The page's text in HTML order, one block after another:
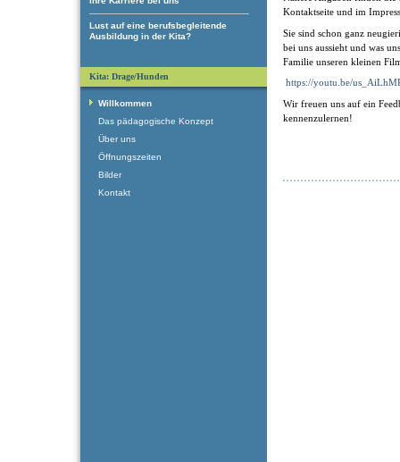
Lust auf eine berufsbegleitende
Ausbildung in der Kita?
Kontaktseite und im
Sie sind schon ganz
bei uns aussieht und was
Familie unseren kleinen
https://youtu.be/
Wir freuen uns auf ein
kennenzulernen!
Kita: Drage/Hunden
Willkommen
Das pädagogische Konzept
Über uns
Öffnungszeiten
Bilder
Kontakt